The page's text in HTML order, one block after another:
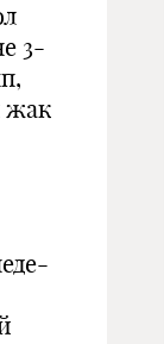
3-
жак